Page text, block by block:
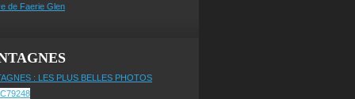
de Faerie Glen
: LES PLUS BELLES PHOTOS